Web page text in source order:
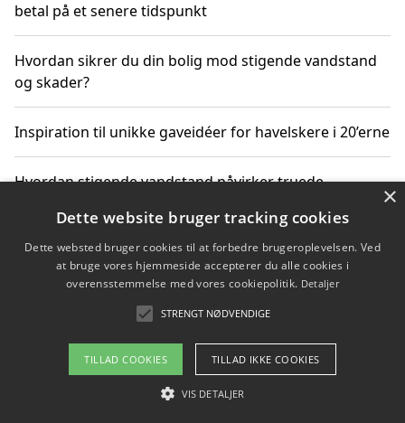
betal på et senere tidspunkt
Hvordan sikrer du din bolig mod stigende vandstand
og skader?
Inspiration til unikke gaveidéer for havelskere i 20’erne
Hvordan stigende vandstand påvirker truede
Sådan vælger du de bedste vandrerygsække til
vandreture i Danmark
Copyright 2026 - Pilanto Aps
Om / kontakt
×
Dette website bruger tracking cookies
Dette websted bruger cookies til at forbedre brugeroplevelsen. Ved
at bruge vores hjemmeside accepterer du alle cookies i
overensstemmelse med vores cookiepolitik. Detaljer
STRENGT NØDVENDIGE
TILLAD COOKIES TILLAD IKKE COOKIES
VIS DETALJER